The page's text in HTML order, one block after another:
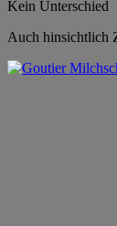
Kein Unterschied
Auch hinsichtlich